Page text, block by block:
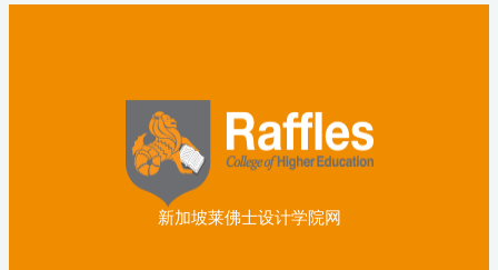
新加坡莱佛士设计学院网